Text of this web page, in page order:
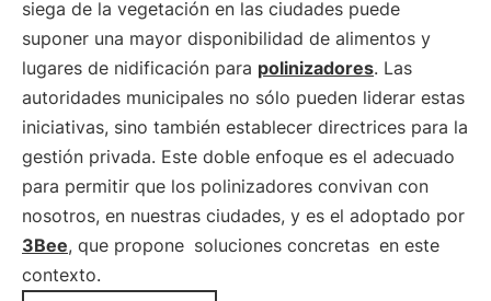
siega de la vegetación en las ciudades puede
suponer una mayor disponibilidad de alimentos y
lugares de nidificación para polinizadores. Las
autoridades municipales no sólo pueden liderar estas
iniciativas, sino también establecer directrices para la
gestión privada. Este doble enfoque es el adecuado
para permitir que los polinizadores convivan con
nosotros, en nuestras ciudades, y es el adoptado por
3Bee, que propone soluciones concretas en este
contexto.